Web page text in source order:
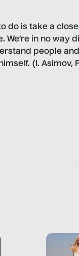
do is take a
We’re in no way
people
(I. Asimov,